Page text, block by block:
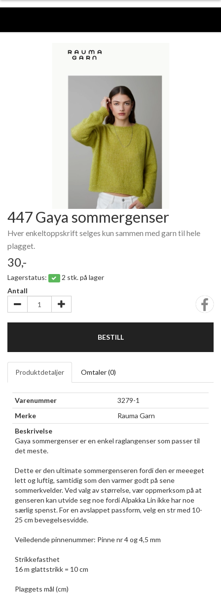
447 Gaya sommergenser
Hver enkeltoppskrift selges kun sammen med garn til hele
plagget.
30,-
Lagerstatus:
2 stk. på lager
Antall
BESTILL
Produktdetaljer Omtaler (0)
Varenummer
3279-1
Merke
Rauma Garn
Beskrivelse
Gaya sommergenser er en enkel raglangenser som passer til
det meste.
Dette er den ultimate sommergenseren fordi den er meeeget
lett og luftig, samtidig som den varmer godt på sene
sommerkvelder. Ved valg av størrelse, vær oppmerksom på at
genseren kan utvide seg noe fordi Alpakka Lin ikke har noe
særlig spenst. For en avslappet passform, velg en str med 10-
25 cm bevegelsesvidde.
Veiledende pinnenummer: Pinne nr 4 og 4,5 mm
Strikkefasthet
16 m glattstrikk = 10 cm
Plaggets mål (cm)